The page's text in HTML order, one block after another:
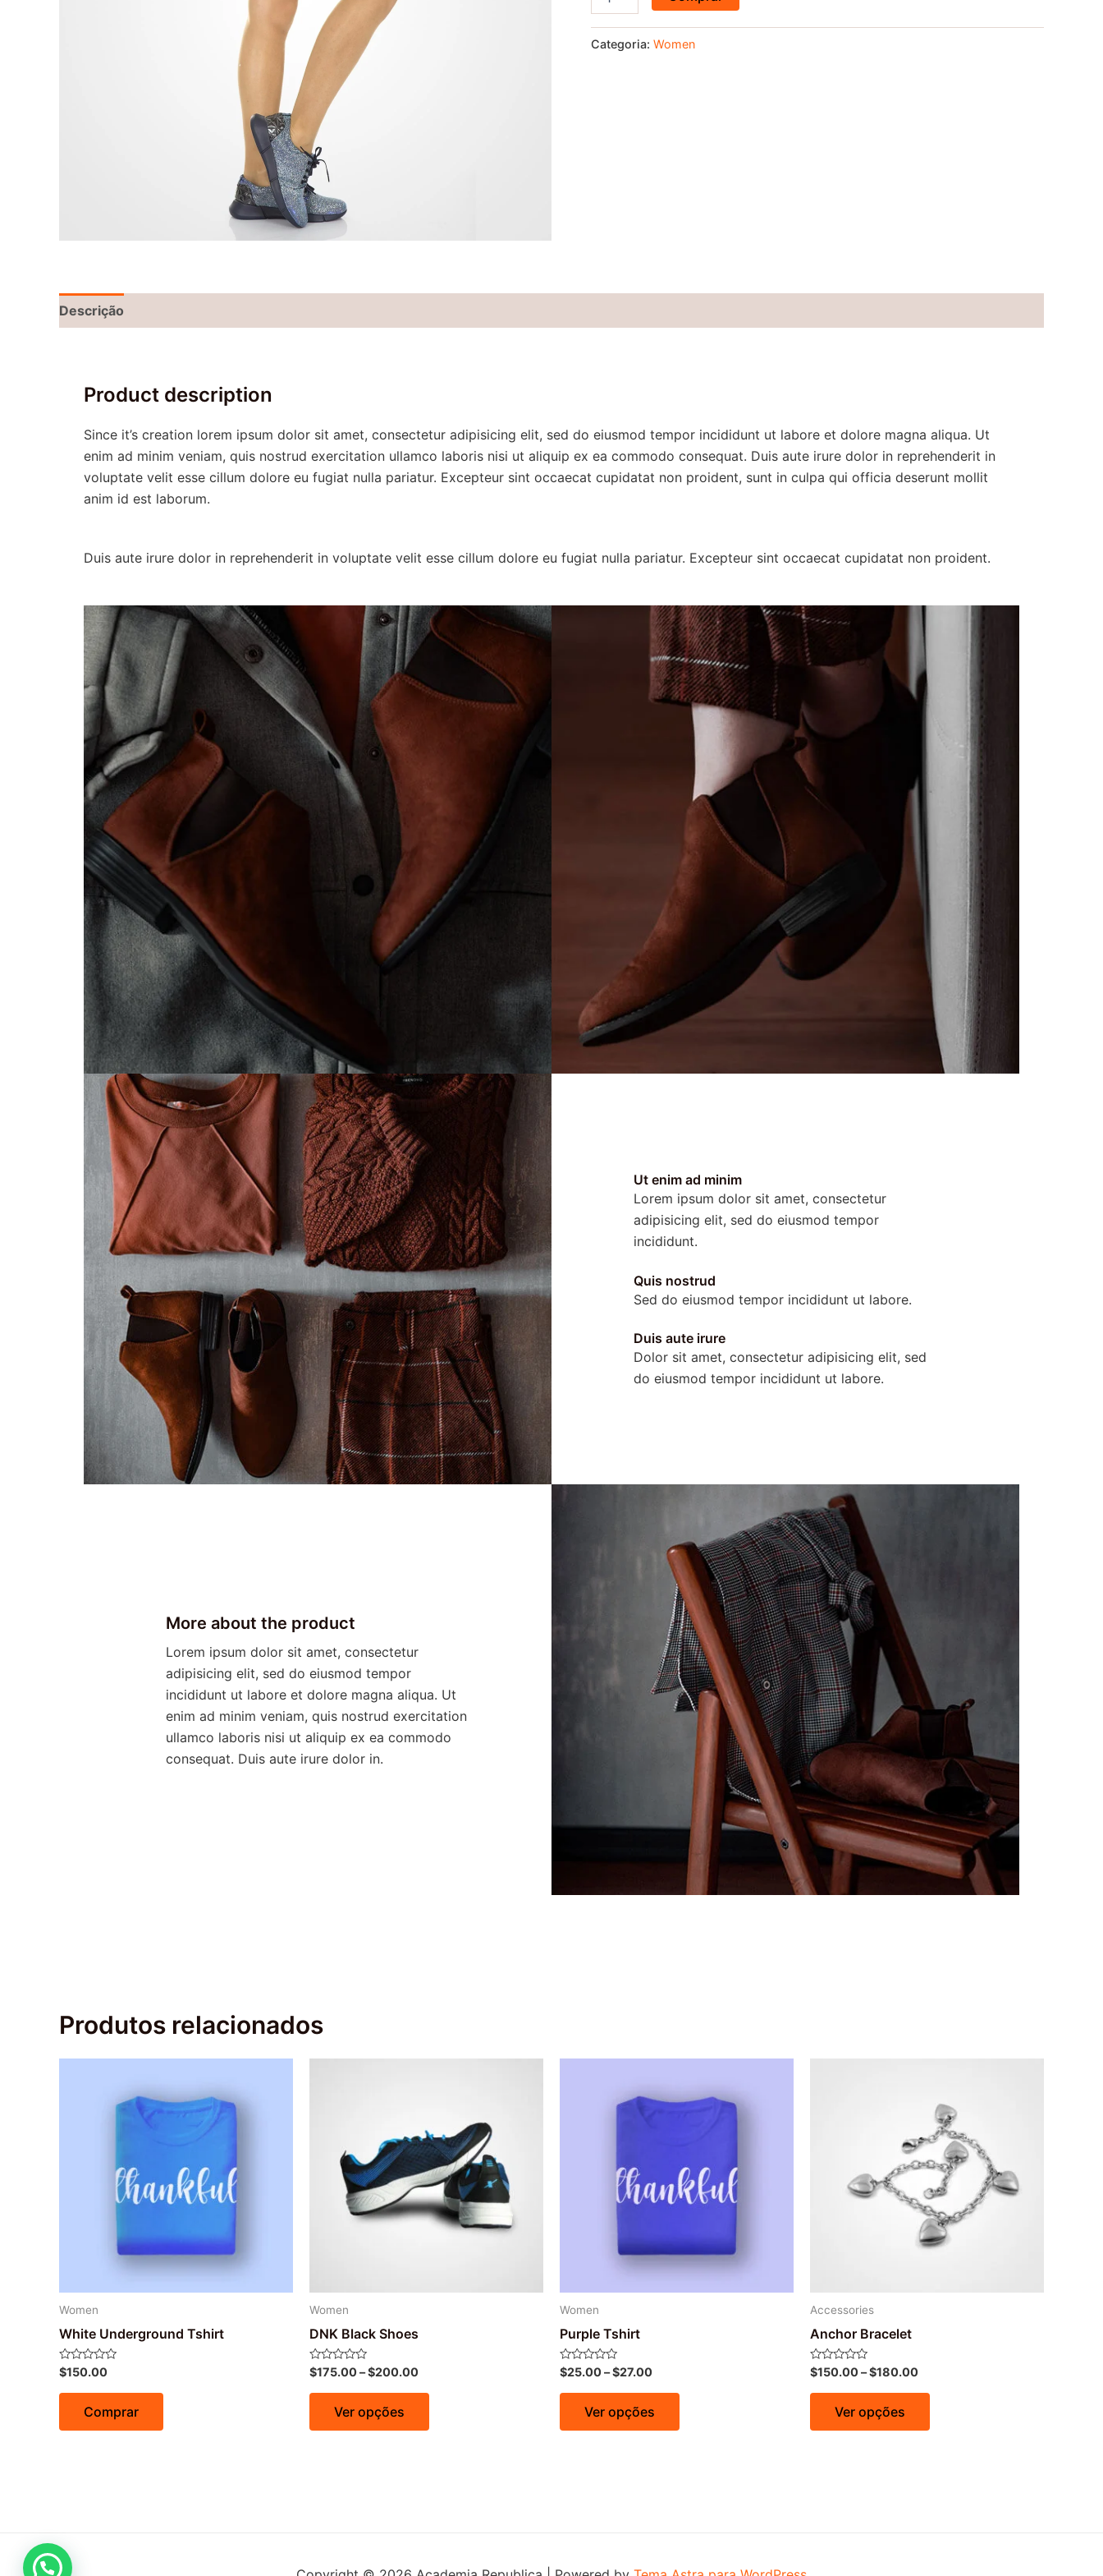
Categoria: Women
Descrição
Product description
Since it’s creation lorem ipsum dolor sit amet, consectetur adipisicing elit, sed do eiusmod tempor incididunt ut labore et dolore magna aliqua. Ut
enim ad minim veniam, quis nostrud exercitation ullamco laboris nisi ut aliquip ex ea commodo consequat. Duis aute irure dolor in reprehenderit in
voluptate velit esse cillum dolore eu fugiat nulla pariatur. Excepteur sint occaecat cupidatat non proident, sunt in culpa qui officia deserunt mollit
anim id est laborum.
Duis aute irure dolor in reprehenderit in voluptate velit esse cillum dolore eu fugiat nulla pariatur. Excepteur sint occaecat cupidatat non proident.
Ut enim ad minim
Lorem ipsum dolor sit amet, consectetur
adipisicing elit, sed do eiusmod tempor
incididunt.
Quis nostrud
Sed do eiusmod tempor incididunt ut labore.
Duis aute irure
Dolor sit amet, consectetur adipisicing elit, sed
do eiusmod tempor incididunt ut labore.
More about the product
Lorem ipsum dolor sit amet, consectetur
adipisicing elit, sed do eiusmod tempor
incididunt ut labore et dolore magna aliqua. Ut
enim ad minim veniam, quis nostrud exercitation
ullamco laboris nisi ut aliquip ex ea commodo
consequat. Duis aute irure dolor in.
Produtos relacionados
Women
White Underground Tshirt
Avaliação
0
de
$150.00
Comprar
Women
DNK Black Shoes
Avaliação
0
de
$175.00–$200.00
Ver opções
Women
Purple Tshirt
Avaliação
0
de
$25.00–$27.00
Ver opções
Accessories
Anchor Bracelet
Avaliação
0
de
$150.00–$180.00
Ver opções